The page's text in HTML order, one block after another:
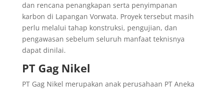
dan rencana penangkapan serta penyimpanan
karbon di Lapangan Vorwata. Proyek tersebut masih
perlu melalui tahap konstruksi, pengujian, dan
pengawasan sebelum seluruh manfaat teknisnya
dapat dinilai.
PT Gag Nikel
PT Gag Nikel merupakan anak perusahaan PT Aneka